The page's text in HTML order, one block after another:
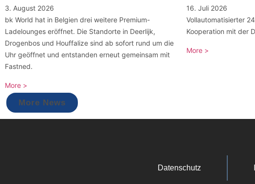
3. August 2026
bk World hat in Belgien drei weitere Premium-
Ladelounges eröffnet. Die Standorte in Deerlijk,
Drogenbos und Houffalize sind ab sofort rund um die
Uhr geöffnet und entstanden erneut gemeinsam mit
Fastned.
More >
16. Juli 2026
Vollautomatisierter
Kooperation mit der
More >
More News
Datenschutz